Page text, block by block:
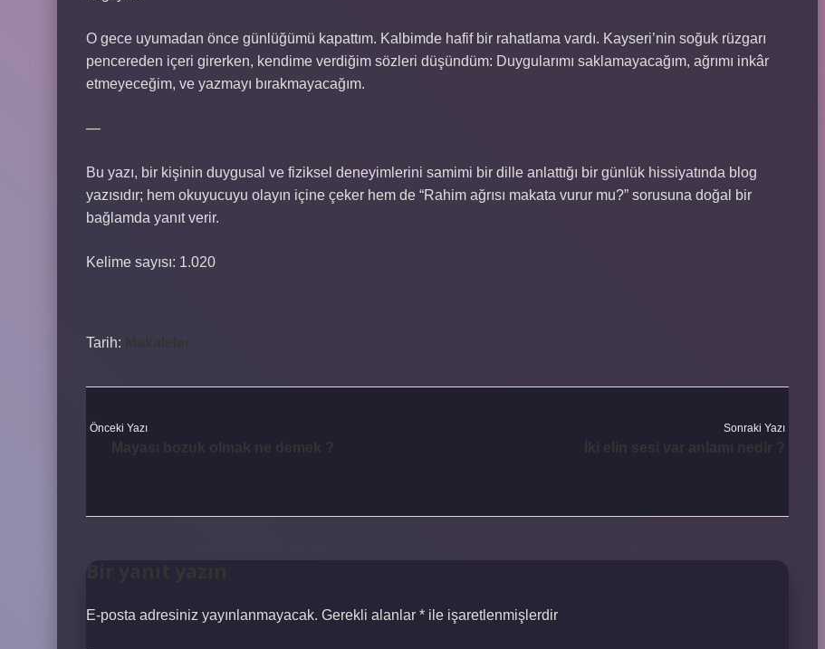
O gece uyumadan önce günlüğümü kapattım. Kalbimde hafif bir rahatlama vardı. Kayseri’nin soğuk rüzgarı
pencereden içeri girerken, kendime verdiğim sözleri düşündüm: Duygularımı saklamayacağım, ağrımı inkâr
etmeyeceğim, ve yazmayı bırakmayacağım.
—
Bu yazı, bir kişinin duygusal ve fiziksel deneyimlerini samimi bir dille anlattığı bir günlük hissiyatında blog
yazısıdır; hem okuyucuyu olayın içine çeker hem de “Rahim ağrısı makata vurur mu?” sorusuna doğal bir
bağlamda yanıt verir.
Kelime sayısı: 1.020
Tarih: Makaleler
Önceki Yazı Sonraki Yazı
Bir yanıt yazın
E-posta adresiniz yayınlanmayacak. Gerekli alanlar * ile işaretlenmişlerdir